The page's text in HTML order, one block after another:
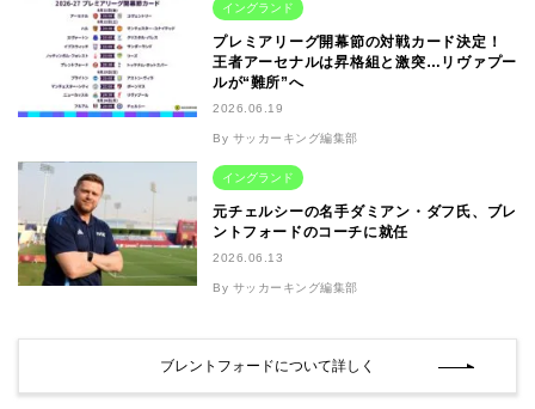
イングランド
プレミアリーグ開幕節の対戦カード決定！
王者アーセナルは昇格組と激突…リヴァプー
ルが“難所”へ
2026.06.19
By サッカーキング編集部
イングランド
元チェルシーの名手ダミアン・ダフ氏、ブレ
ントフォードのコーチに就任
2026.06.13
By サッカーキング編集部
ブレントフォードについて詳しく